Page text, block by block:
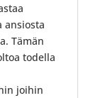
ansiosta
Tämän
todella
joihin